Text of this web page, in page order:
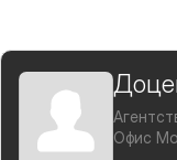
Офис